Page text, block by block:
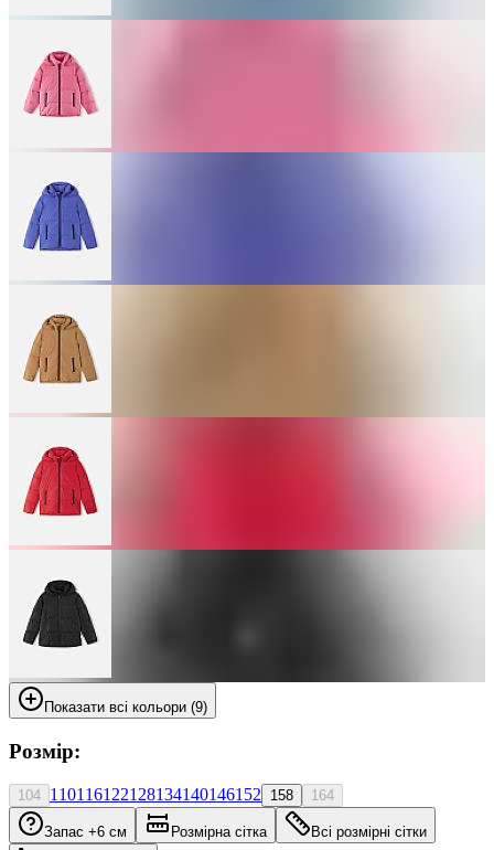
Показати всі кольори (9)
Розмір:
104 110116122128134140146152 158 164
Запас +6 см Розмірна сітка Всі розмірні сітки